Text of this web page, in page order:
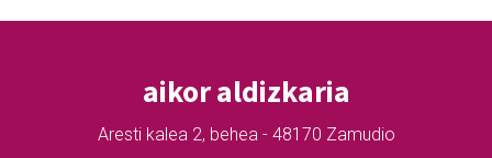
aikor aldizkaria
Aresti kalea 2, behea - 48170 Zamudio